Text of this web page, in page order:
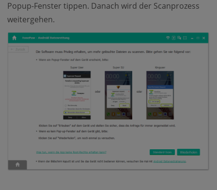
Popup-Fenster tippen. Danach wird der Scanprozess
weitergehen.